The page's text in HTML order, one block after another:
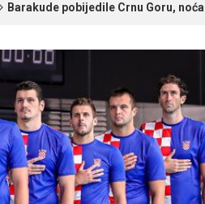
Barakude pobijedile Crnu Goru,